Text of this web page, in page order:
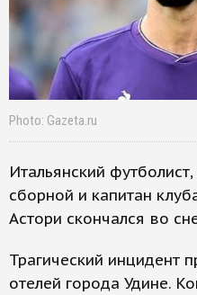
Photo: Gazeta.ru
Итальянский
сборной и капитан
Астори скончался во
Трагический инцидент
отелей города Удине.